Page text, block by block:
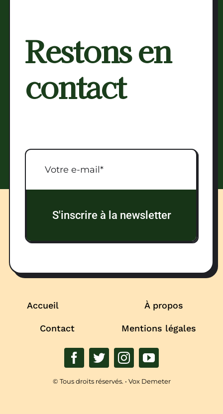
Restons en
contact
S'inscrire à la newsletter
Accueil À propos
Contact Mentions légales
© Tous droits réservés. • Vox Demeter